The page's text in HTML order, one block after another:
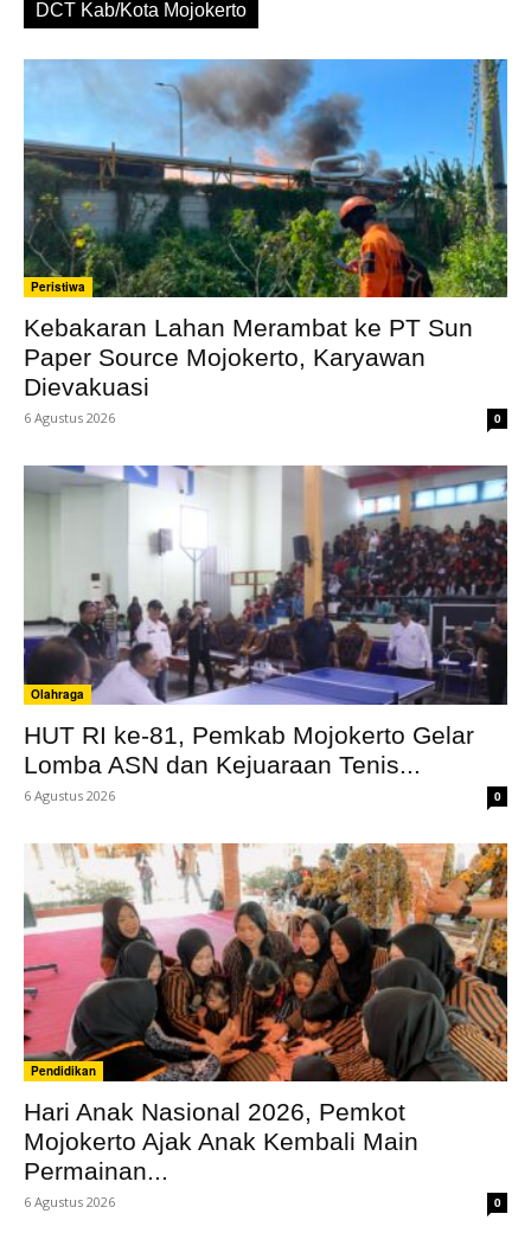
DCT Kab/Kota Mojokerto
Peristiwa
Kebakaran Lahan Merambat ke PT Sun
Paper Source Mojokerto, Karyawan
Dievakuasi
6 Agustus 2026 0
Olahraga
HUT RI ke-81, Pemkab Mojokerto Gelar
Lomba ASN dan Kejuaraan Tenis...
6 Agustus 2026 0
Pendidikan
Hari Anak Nasional 2026, Pemkot
Mojokerto Ajak Anak Kembali Main
Permainan...
6 Agustus 2026 0